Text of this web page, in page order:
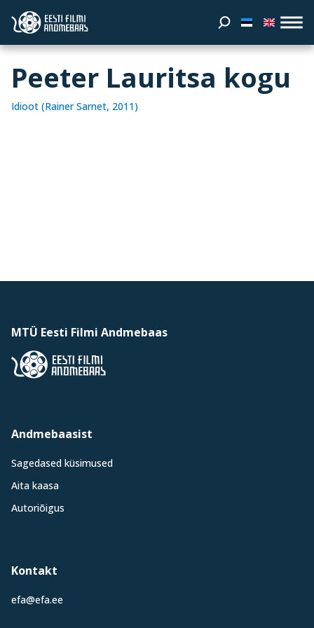
Peeter Lauritsa kogu
Idioot (Rainer Sarnet, 2011)
MTÜ Eesti Filmi Andmebaas
Andmebaasist
Sagedased küsimused
Aita kaasa
Autoriõigus
Kontakt
efa@efa.ee